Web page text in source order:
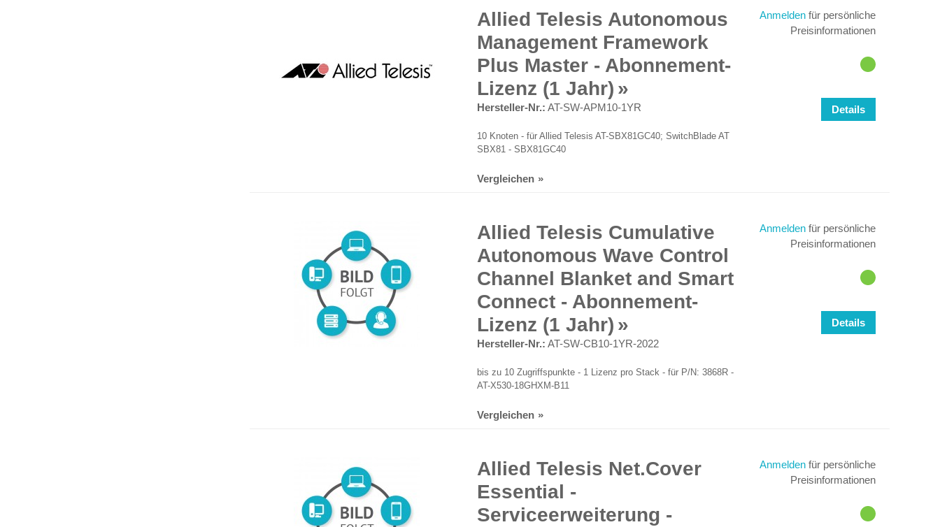
Allied Telesis Autonomous
Management Framework
Plus Master - Abonnement-
Lizenz (1 Jahr)
Hersteller-Nr.: AT-SW-APM10-1YR
Anmelden für persönliche
Preisinformationen
Details
10 Knoten - für Allied Telesis AT-SBX81GC40; SwitchBlade AT
SBX81 - SBX81GC40
Vergleichen
Allied Telesis Cumulative
Autonomous Wave Control
Channel Blanket and Smart
Connect - Abonnement-
Lizenz (1 Jahr)
Hersteller-Nr.: AT-SW-CB10-1YR-2022
Anmelden für persönliche
Preisinformationen
Details
bis zu 10 Zugriffspunkte - 1 Lizenz pro Stack - für P/N: 3868R -
AT-X530-18GHXM-B11
Vergleichen
Allied Telesis Net.Cover
Essential -
Serviceerweiterung -
Anmelden für persönliche
Preisinformationen